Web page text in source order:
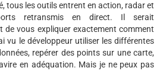
tous les outils entrent en action, radar et
retransmis en direct. Il serait
de vous expliquer exactement comment
vu le développeur utiliser les différentes
repérer des points sur une carte,
en adéquation. Mais je ne peux pas